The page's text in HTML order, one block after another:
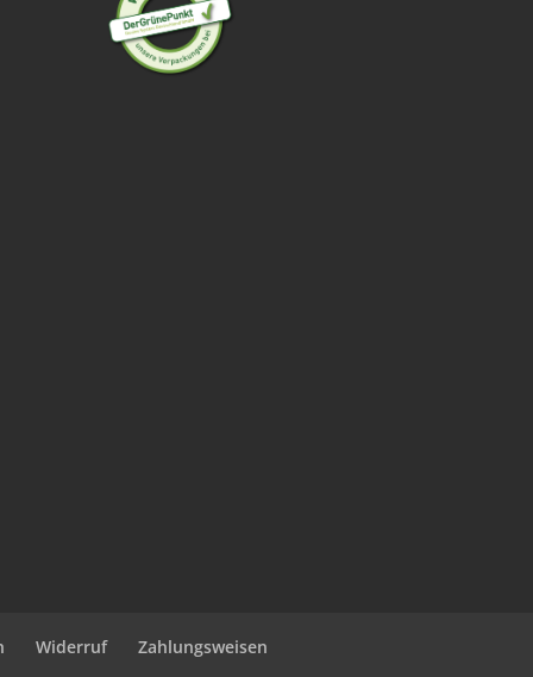
Widerruf Zahlungsweisen